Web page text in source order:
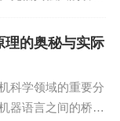
"Hello,
为一名拥有10年经
家，我见证了Unit
理的奥秘与实际
科学领域的重要分
器语言之间的桥